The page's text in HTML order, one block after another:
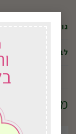
גודל
לבחירה ללא
מוצרים